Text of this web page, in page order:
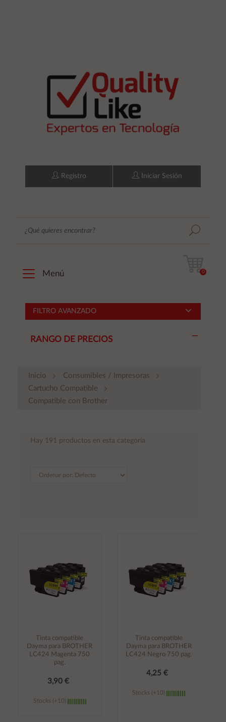
Registro Iniciar Sesión
Menú 0
FILTRO AVANZADO
RANGO DE PRECIOS
Inicio
Consumibles / Impresoras
Cartucho Compatible
Compatible con Brother
Hay 191 productos en esta categoría
Tinta compatible
Dayma para BROTHER
LC424 Magenta 750
pag.
3,90 €
Stocks (+10)
Tinta compatible
Dayma para BROTHER
LC424 Negro 750 pag.
4,25 €
Stocks (+10)